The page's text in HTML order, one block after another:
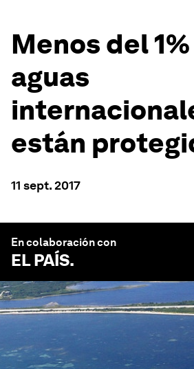
Menos del
aguas
están
11 sept. 2017
En colaboración con
EL PAÍS.